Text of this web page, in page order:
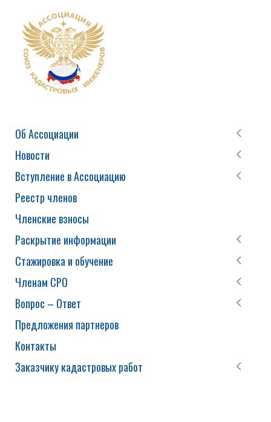
Об Ассоциации
Новости
Вступление в Ассоциацию
Реестр членов
Членские взносы
Раскрытие информации
Стажировка и обучение
Членам СРО
Вопрос – Ответ
Предложения партнеров
Контакты
Заказчику кадастровых работ